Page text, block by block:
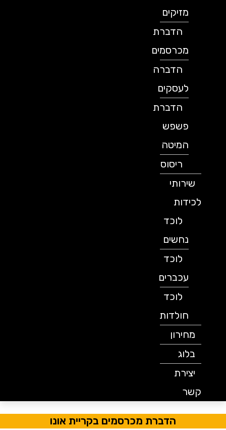
מזיקים
הדברת
מכרסמים
הדברה
לעסקים
הדברת
פשפש
המיטה
ריסוס
שירותי
לכידות
לוכד
נחשים
לוכד
עכברים
לוכד
חולדות
מחירון
בלוג
יצירת
קשר
הדברת מכרסמים בקריית אונו